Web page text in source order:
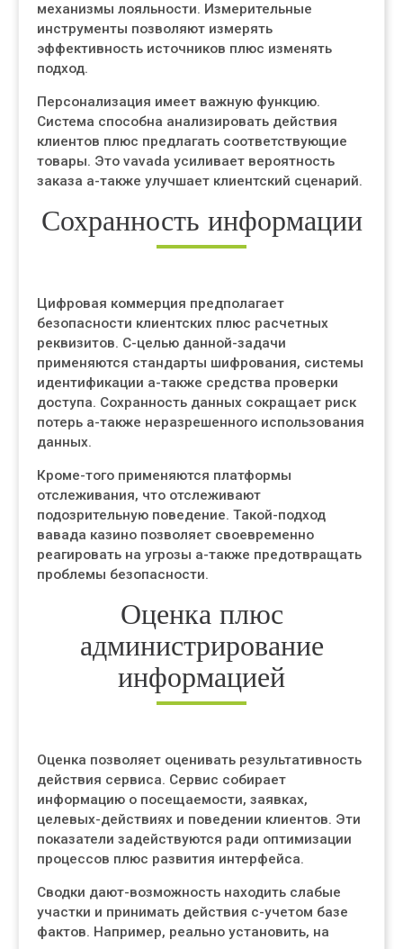
механизмы лояльности. Измерительные
инструменты позволяют измерять
эффективность источников плюс изменять
подход.
Персонализация имеет важную функцию.
Система способна анализировать действия
клиентов плюс предлагать соответствующие
товары. Это vavada усиливает вероятность
заказа а-также улучшает клиентский сценарий.
Сохранность информации
Цифровая коммерция предполагает
безопасности клиентских плюс расчетных
реквизитов. С-целью данной-задачи
применяются стандарты шифрования, системы
идентификации а-также средства проверки
доступа. Сохранность данных сокращает риск
потерь а-также неразрешенного использования
данных.
Кроме-того применяются платформы
отслеживания, что отслеживают
подозрительную поведение. Такой-подход
вавада казино позволяет своевременно
реагировать на угрозы а-также предотвращать
проблемы безопасности.
Оценка плюс
администрирование
информацией
Оценка позволяет оценивать результативность
действия сервиса. Сервис собирает
информацию о посещаемости, заявках,
целевых-действиях и поведении клиентов. Эти
показатели задействуются ради оптимизации
процессов плюс развития интерфейса.
Сводки дают-возможность находить слабые
участки и принимать действия с-учетом базе
фактов. Например, реально установить, на